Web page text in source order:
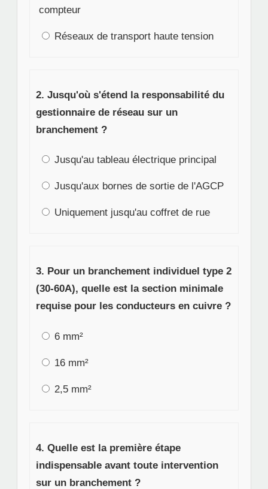
compteur
Réseaux de transport haute tension
2. Jusqu'où s'étend la responsabilité du
gestionnaire de réseau sur un
branchement ?
Jusqu'au tableau électrique principal
Jusqu'aux bornes de sortie de l'AGCP
Uniquement jusqu'au coffret de rue
3. Pour un branchement individuel type 2
(30-60A), quelle est la section minimale
requise pour les conducteurs en cuivre ?
6 mm²
16 mm²
2,5 mm²
4. Quelle est la première étape
indispensable avant toute intervention
sur un branchement ?